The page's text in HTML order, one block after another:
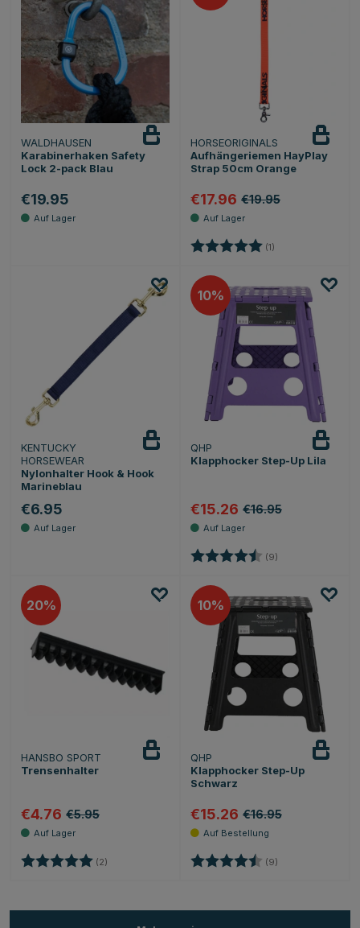
WALDHAUSEN
Karabinerhaken Safety
Lock 2-pack Blau
€19.95
HORSEORIGINALS
Aufhängeriemen HayPlay
Strap 50cm Orange
€17.96 €19.95
Bewertung: (1)
KENTUCKY
HORSEWEAR
Nylonhalter Hook & Hook
Marineblau
€6.95
10
QHP
Klapphocker Step-Up Lila
€15.26 €16.95
Bewertung: (9)
20
HANSBO SPORT
Trensenhalter
€4.76 €5.95
Bewertung: (2)
10
QHP
Klapphocker Step-Up
Schwarz
€15.26 €16.95
Bewertung: (9)